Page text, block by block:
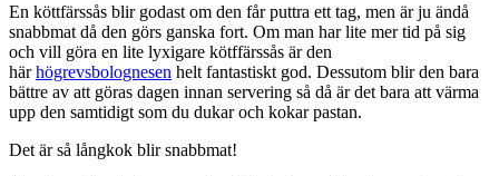
En köttfärssås blir godast om den får puttra ett tag, men är ju ändå
snabbmat då den görs ganska fort. Om man har lite mer tid på sig
och vill göra en lite lyxigare kötffärssås är den
härhögrevsbolognesen helt fantastiskt god. Dessutom blir den bara
bättre av att göras dagen innan servering så då är det bara att värma
upp den samtidigt som du dukar och kokar pastan.
Det är så långkok blir snabbmat!